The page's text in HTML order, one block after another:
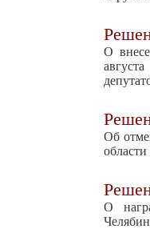
О
Об
области
О